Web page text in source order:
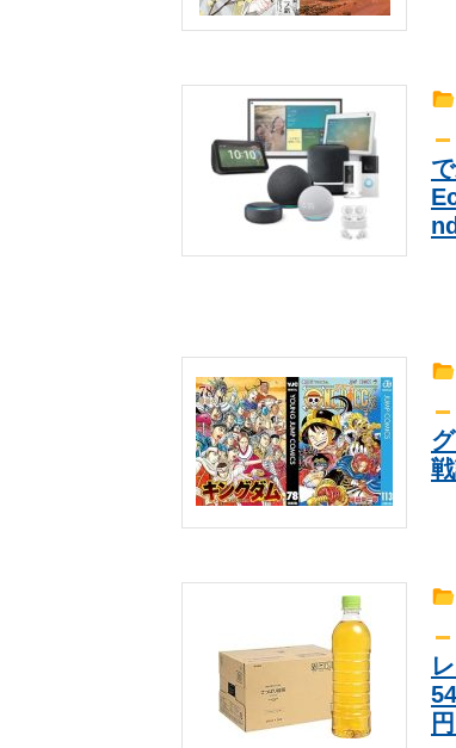
波紋
一般 【画像】とんでもない美
【日向坂46】藤嶌果歩写
日向坂 【日向坂46】三期生
【画像】藤本美貴（41
【動画】 見せパン丸出
一般 若林有子アナ 仰向け「
一般 美人アナウンサーの中田
一般 【画像】 後ろ姿の見せ
一般 人生に疲れたから台湾を
一般 【悲報】松本人志さん、
なぜ日本からはマイケ
【朗報】TikTokさんグ
一般 【動画】赤信号なのに
一般 【画像】 こういうエ□い
【画像】韓国の一般人